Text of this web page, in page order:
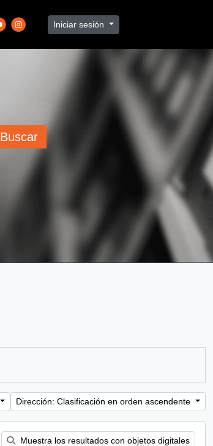
Iniciar sesión
Buscar
Dirección: Clasificación en orden ascendente
Muestra los resultados con objetos digitales